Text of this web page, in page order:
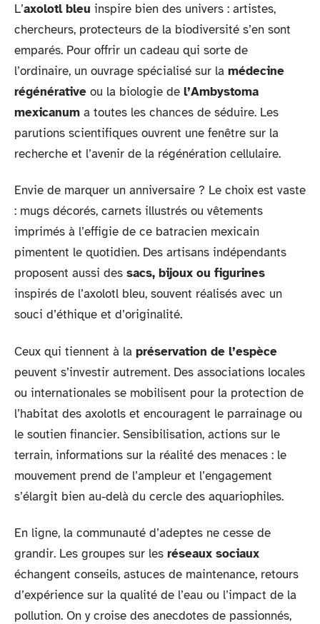
L’axolotl bleu inspire bien des univers : artistes,
chercheurs, protecteurs de la biodiversité s’en sont
emparés. Pour offrir un cadeau qui sorte de
l’ordinaire, un ouvrage spécialisé sur la médecine
régénérative ou la biologie de l’Ambystoma
mexicanum a toutes les chances de séduire. Les
parutions scientifiques ouvrent une fenêtre sur la
recherche et l’avenir de la régénération cellulaire.
Envie de marquer un anniversaire ? Le choix est vaste
: mugs décorés, carnets illustrés ou vêtements
imprimés à l’effigie de ce batracien mexicain
pimentent le quotidien. Des artisans indépendants
proposent aussi des sacs, bijoux ou figurines
inspirés de l’axolotl bleu, souvent réalisés avec un
souci d’éthique et d’originalité.
Ceux qui tiennent à la préservation de l’espèce
peuvent s’investir autrement. Des associations locales
ou internationales se mobilisent pour la protection de
l’habitat des axolotls et encouragent le parrainage ou
le soutien financier. Sensibilisation, actions sur le
terrain, informations sur la réalité des menaces : le
mouvement prend de l’ampleur et l’engagement
s’élargit bien au-delà du cercle des aquariophiles.
En ligne, la communauté d’adeptes ne cesse de
grandir. Les groupes sur les réseaux sociaux
échangent conseils, astuces de maintenance, retours
d’expérience sur la qualité de l’eau ou l’impact de la
pollution. On y croise des anecdotes de passionnés,